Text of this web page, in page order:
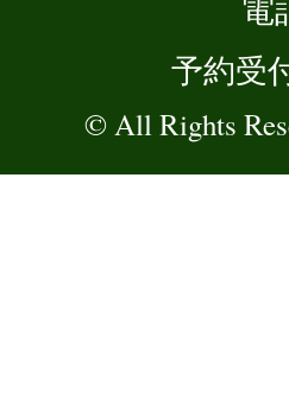
電
予約受
© All Rights